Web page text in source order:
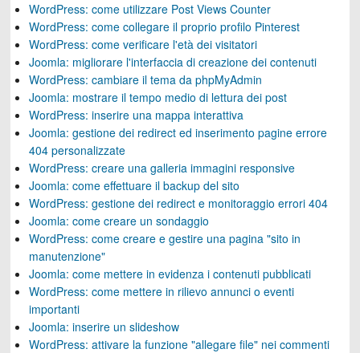
WordPress: come utilizzare Post Views Counter
WordPress: come collegare il proprio profilo Pinterest
WordPress: come verificare l'età dei visitatori
Joomla: migliorare l'interfaccia di creazione dei contenuti
WordPress: cambiare il tema da phpMyAdmin
Joomla: mostrare il tempo medio di lettura dei post
WordPress: inserire una mappa interattiva
Joomla: gestione dei redirect ed inserimento pagine errore
404 personalizzate
WordPress: creare una galleria immagini responsive
Joomla: come effettuare il backup del sito
WordPress: gestione dei redirect e monitoraggio errori 404
Joomla: come creare un sondaggio
WordPress: come creare e gestire una pagina "sito in
manutenzione"
Joomla: come mettere in evidenza i contenuti pubblicati
WordPress: come mettere in rilievo annunci o eventi
importanti
Joomla: inserire un slideshow
WordPress: attivare la funzione "allegare file" nei commenti